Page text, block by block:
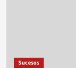
Sucesos